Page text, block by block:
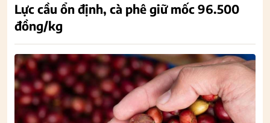
Lực cầu ổn định, cà phê giữ mốc 96.500
đồng/kg